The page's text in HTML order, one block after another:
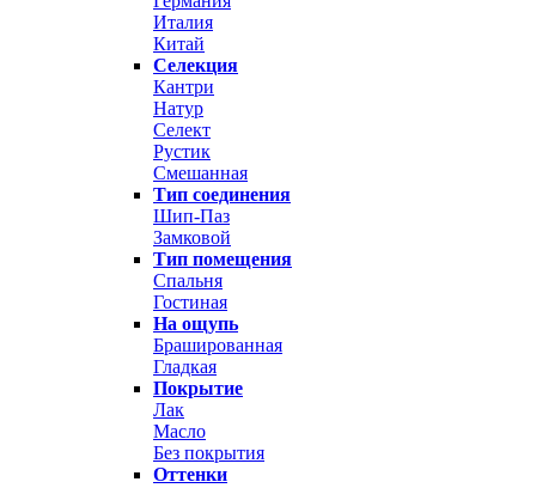
Италия
Китай
Селекция
Кантри
Натур
Селект
Рустик
Смешанная
Тип соединения
Шип-Паз
Замковой
Тип помещения
Спальня
Гостиная
На ощупь
Брашированная
Гладкая
Покрытие
Лак
Масло
Без покрытия
Оттенки